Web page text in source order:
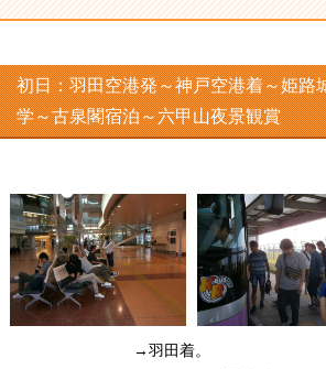
初日：羽田空港発～神戸空港着～姫路
学～古泉閣宿泊～六甲山夜景観賞
→羽田着。